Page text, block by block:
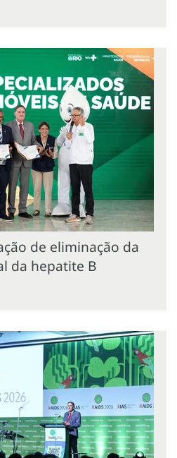
de eliminação da
da hepatite B